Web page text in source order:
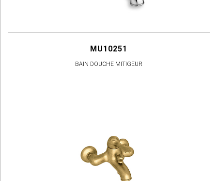
MU10251
BAIN DOUCHE MITIGEUR